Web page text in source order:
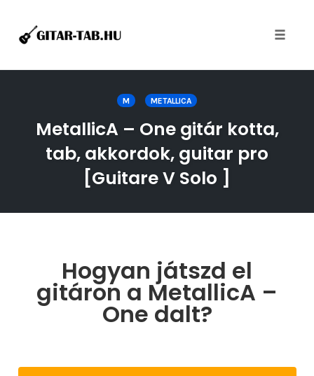
M METALLICA
MetallicA – One gitár kotta,
tab, akkordok, guitar pro
[Guitare V Solo ]
Hogyan játszd el
gitáron a MetallicA –
One dalt?